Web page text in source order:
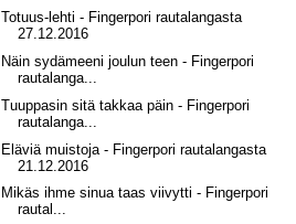
Totuus-lehti - Fingerpori rautalangasta
27.12.2016
Näin sydämeeni joulun teen - Fingerpori
rautalanga...
Tuuppasin sitä takkaa päin - Fingerpori
rautalanga...
Eläviä muistoja - Fingerpori rautalangasta
21.12.2016
Mikäs ihme sinua taas viivytti - Fingerpori
rautal...